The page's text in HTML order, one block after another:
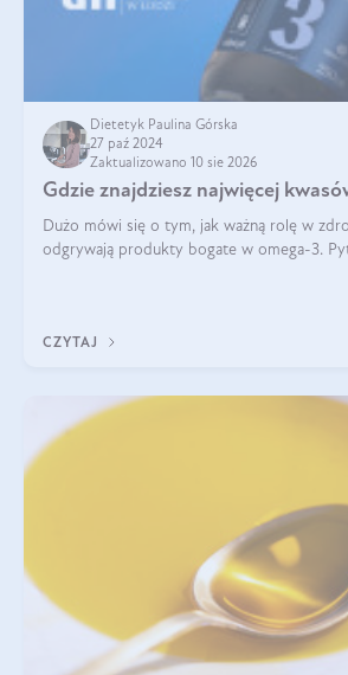
Dietetyk Paulina Górska
27 paź 2024
Zaktualizowano 10 sie 2026
Gdzie znajdziesz najwięcej
Dużo mówi się o tym, jak ważną rolę w
odgrywają produkty bogate w omega-3.
CZYTAJ